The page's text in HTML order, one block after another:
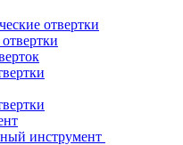
отвертки
инструмент